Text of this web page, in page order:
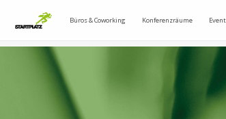
Büros & Coworking Konferenzräume